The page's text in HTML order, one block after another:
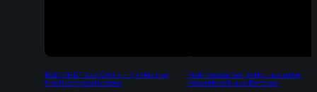
BBQ CHEF Gas Grill 4 + 1, inklusive
Hochtemperaturzone
Profi Messer Set, 6-tlg., inklusive
Messerblock aus Bambus